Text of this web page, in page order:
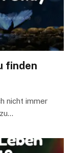
finden
nicht immer